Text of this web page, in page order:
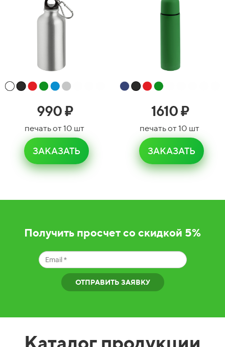
990₽
печать от 10 шт
ЗАКАЗАТЬ
1610₽
печать от 10 шт
ЗАКАЗАТЬ
Получить просчет со скидкой 5%
ОТПРАВИТЬ ЗАЯВКУ
Каталог продукции